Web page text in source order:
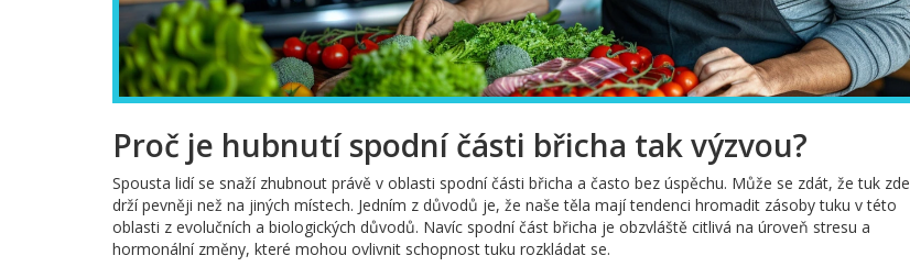
Proč je hubnutí spodní části břicha tak výzvou?
Spousta lidí se snaží zhubnout právě v oblasti spodní části břicha a často bez úspěchu. Může se zdát, že tuk zde
drží pevněji než na jiných místech. Jedním z důvodů je, že naše těla mají tendenci hromadit zásoby tuku v této
oblasti z evolučních a biologických důvodů. Navíc spodní část břicha je obzvláště citlivá na úroveň stresu a
hormonální změny, které mohou ovlivnit schopnost tuku rozkládat se.